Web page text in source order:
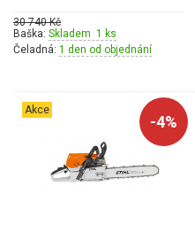
AKU zahradní technika
Aku pily
Aku STIHL
30 740 Kč
Baška: Skladem 1 ks
Čeladná: 1 den od objednání
Akce
-4%